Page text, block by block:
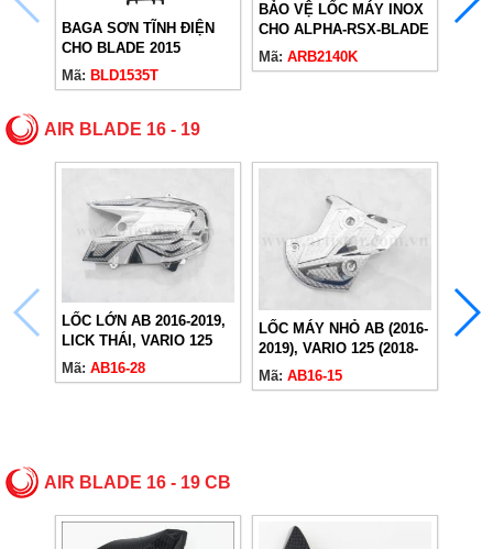
BAGA SƠN TĨNH ĐIỆN
CHO BLADE 2015
Mã: BLD1535T
BẢO VỆ LỐC MÁY INOX
CHO ALPHA-RSX-BLADE
Mã: ARB2140K
BẢO
AIR BLADE 16 - 19
LỐC LỚN AB 2016-2019,
LICK THÁI, VARIO 125
(2018-2024)
Mã: AB16-28
LỐC MÁY NHỎ AB (2016-
2019), VARIO 125 (2018-
2024)
Mã: AB16-15
AIR BLADE 16 - 19 CB